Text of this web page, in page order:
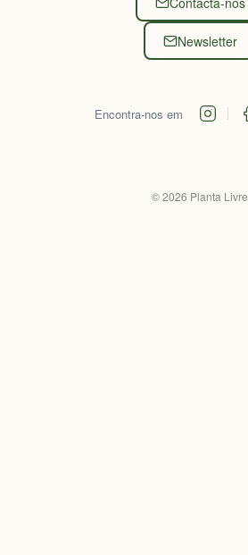
Newsletter
Encontra-nos em
©2026 Planta Livre